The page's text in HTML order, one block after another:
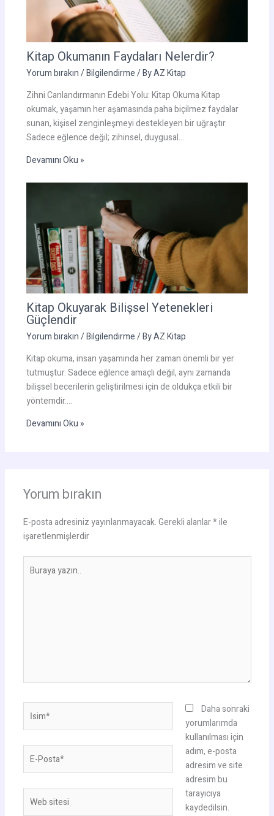
Kitap Okumanın Faydaları Nelerdir?
Yorum bırakın/Bilgilendirme/ ByAZ Kitap
Zihni Canlandırmanın Edebi Yolu: Kitap Okuma Kitap
okumak, yaşamın her aşamasında paha biçilmez faydalar
sunan, kişisel zenginleşmeyi destekleyen bir uğraştır.
Sadece eğlence değil; zihinsel, duygusal…
Devamını Oku »
Kitap Okuyarak Bilişsel Yetenekleri
Güçlendir
Yorum bırakın/Bilgilendirme/ ByAZ Kitap
Kitap okuma, insan yaşamında her zaman önemli bir yer
tutmuştur. Sadece eğlence amaçlı değil, aynı zamanda
bilişsel becerilerin geliştirilmesi için de oldukça etkili bir
yöntemdir.…
Devamını Oku »
Yorum bırakın
E-posta adresiniz yayınlanmayacak.Gerekli alanlar*ile
işaretlenmişlerdir
yazın..
İsim*
Posta*
sitesi
Daha sonraki
yorumlarımda
kullanılması için
adım, e-posta
adresim ve site
adresim bu
tarayıcıya
kaydedilsin.